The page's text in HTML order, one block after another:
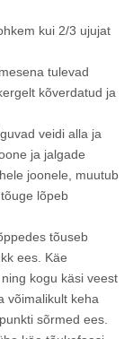
kui 2/3 ujujat
tulevad
kõverdatud ja
veidi alla ja
ja jalgade
joonele, muutub
lõpeb
tõuseb
ees. Käe
kogu käsi veest
võimalikult keha
sõrmed ees.